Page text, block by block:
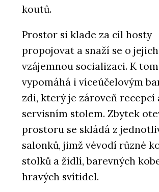
koutů.
Prostor si klade za cíl hosty
propojovat a snaží se o jejich
vzájemnou socializaci. K
vypomáhá i víceúčelovým
zdi, který je zároveň recepcí
servisním stolem. Zbytek
prostoru se skládá z
salonků, jimž vévodí různé
stolků a židlí, barevných
hravých svítidel.